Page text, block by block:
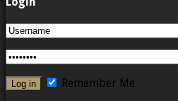
Remember Me